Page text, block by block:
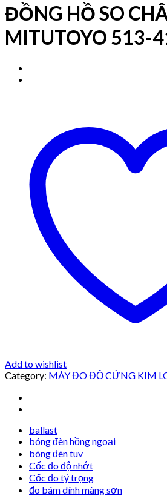
ĐỒNG HỒ SO
MITUTOYO 513-
Add to wishlist
Category: MÁY ĐO ĐỘ CỨNG KIM
ballast
bóng đèn hồng ngoại
bóng đèn tuv
Cốc đo độ nhớt
Cốc đo tỷ trọng
đo bám dính màng sơn